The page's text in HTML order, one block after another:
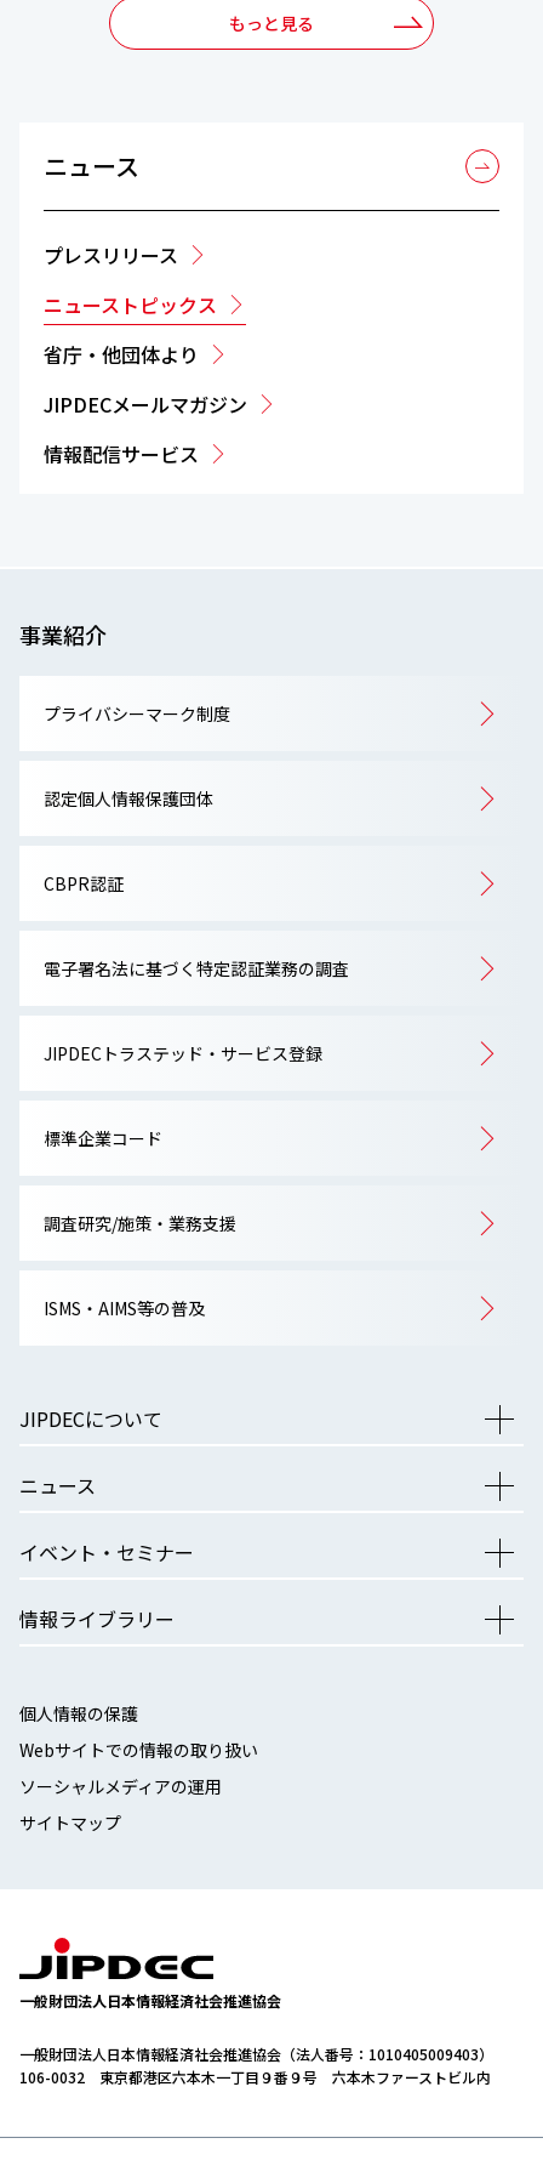
もっと見る
ニュース
プレスリリース
ニューストピックス
省庁・他団体より
JIPDECメールマガジン
情報配信サービス
事業紹介
プライバシーマーク制度
認定個人情報保護団体
CBPR認証
電子署名法に基づく特定認証業務の調査
JIPDECトラステッド・サービス登録
標準企業コード
調査研究/施策・業務支援
ISMS・AIMS等の普及
JIPDECについて
ニュース
イベント・セミナー
情報ライブラリー
個人情報の保護
Webサイトでの情報の取り扱い
ソーシャルメディアの運用
サイトマップ
一般財団法人日本情報経済社会推進協会
一般財団法人日本情報経済社会推進協会（法人番号：1010405009403）
106-0032 東京都港区六本木一丁目９番９号 六本木ファーストビル内